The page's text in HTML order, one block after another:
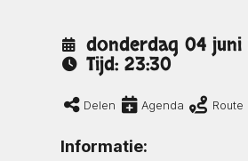
donderdag 04 juni
Tijd: 23:30
Delen Agenda Route
Informatie: